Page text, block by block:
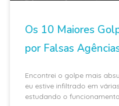
Os 10 Maiores
por Falsas
Encontrei o golpe mais
eu estive infiltrado em
estudando o